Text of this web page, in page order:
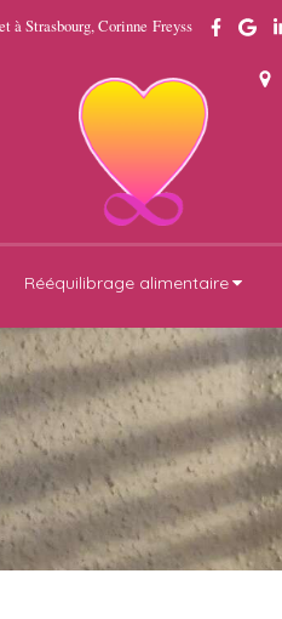
à Strasbourg, Corinne Freyss
Rééquilibrage alimentaire